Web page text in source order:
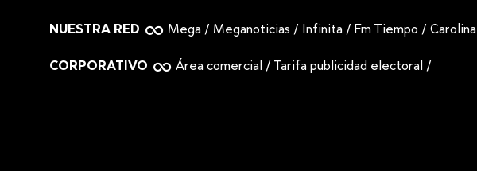
NUESTRA RED Mega / Meganoticias / Infinita /Fm Tiempo /Carolina
CORPORATIVO Área comercial / Tarifa publicidad electoral /